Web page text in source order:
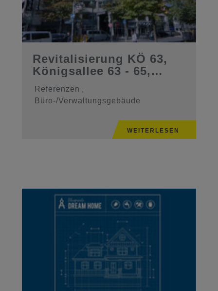
Revitalisierung KÖ 63,
Königsallee 63 - 65,
40215 ...
Referenzen ,
Büro-/Verwaltungsgebäude
WEITERLESEN